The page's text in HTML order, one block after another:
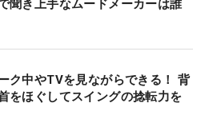
聞き上手なムードメーカーは誰
ク中やTVを見ながらできる！ 背
をほぐしてスイングの捻転力を